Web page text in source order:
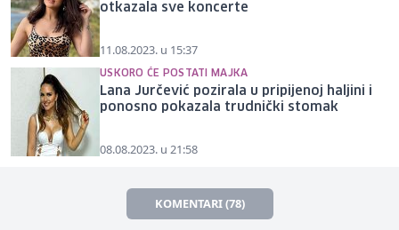
otkazala sve koncerte
11.08.2023. u 15:37
USKORO ĆE POSTATI MAJKA
Lana Jurčević pozirala u pripijenoj haljini i
ponosno pokazala trudnički stomak
08.08.2023. u 21:58
KOMENTARI (78)